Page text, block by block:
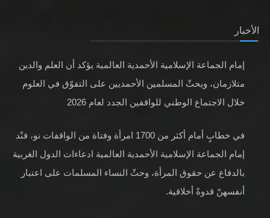
الأخبار
إمام الجماعة الإسلامية الأحمدية العالمية يؤكد أن العلم والدين
متلازمان، ويحثّ المسلمين الأحمديين على التفوّق في العلوم
خلال الاجتماع الوطني للواقفين الجدد لعام 2026
في خطابٍ أمام أكثر من 1700 امرأة وفتاة من الواقفات نو، فنّد
إمام الجماعة الإسلامية الأحمدية العالمية ادعاءات الدول الغربية
بالدفاع عن حقوق المرأة، وحثّ النساء المسلمات على اعتبار
أنفسهنّ قدوةً أخلاقية.